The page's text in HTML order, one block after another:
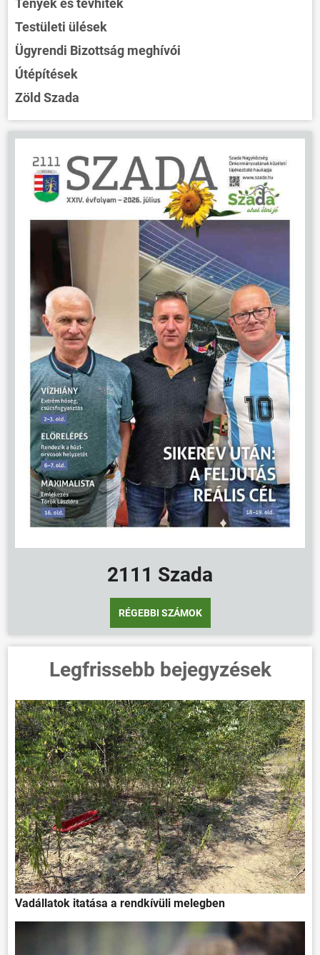
Tények és tévhitek
Testületi ülések
Ügyrendi Bizottság meghívói
Útépítések
Zöld Szada
2111 Szada
RÉGEBBI SZÁMOK
Legfrissebb bejegyzések
Vadállatok itatása a rendkívüli melegben